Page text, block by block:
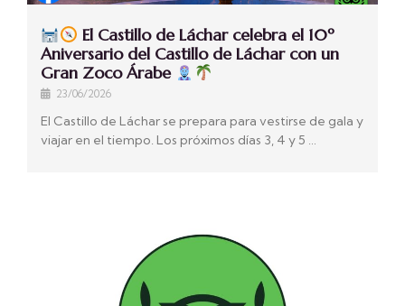
El Castillo de Láchar celebra el 10º
Aniversario del Castillo de Láchar con un
Gran Zoco Árabe
23/06/2026
El Castillo de Láchar se prepara para vestirse de gala y
viajar en el tiempo. Los próximos días 3, 4 y 5 …